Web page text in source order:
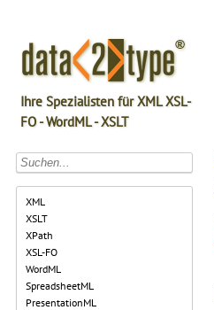
Ihre Spezialisten für XML XSL-
FO - WordML - XSLT
XML
XSLT
XPath
XSL-FO
WordML
SpreadsheetML
PresentationML